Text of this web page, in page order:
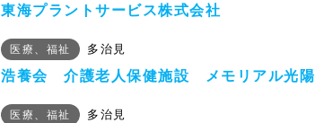
東海プラントサービス株式会社
医療、福祉 多治見
浩養会 介護老人保健施設 メモリアル光陽
医療、福祉 多治見